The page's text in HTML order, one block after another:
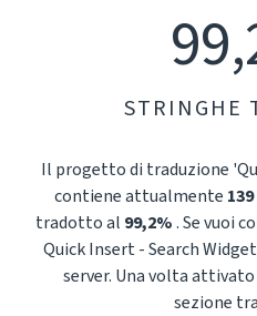
STRINGHE
Il progetto di traduzione
contiene attualmente 139
tradotto al 99,2%. Se vuoi
Quick Insert - Search
server. Una volta
sezione